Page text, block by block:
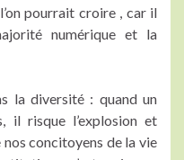
pourrait croire , car il
numérique et la
la diversité : quand un
il risque l’explosion et
concitoyens de la vie